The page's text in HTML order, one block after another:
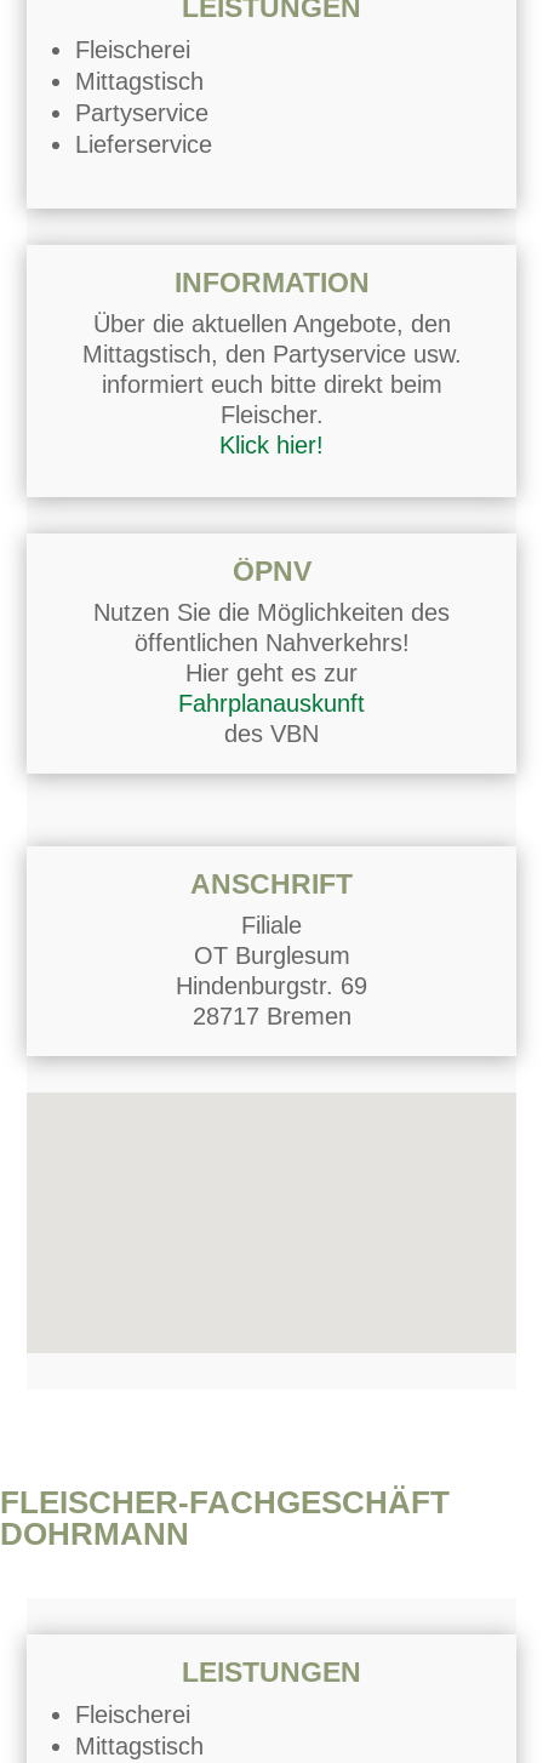
LEISTUNGEN
Fleischerei
Mittagstisch
Partyservice
Lieferservice
INFORMATION
Über die aktuellen Angebote, den
Mittagstisch, den Partyservice usw.
informiert euch bitte direkt beim
Fleischer.
Klick hier!
ÖPNV
Nutzen Sie die Möglichkeiten des
öffentlichen Nahverkehrs!
Hier geht es zur
Fahrplanauskunft
des VBN
ANSCHRIFT
Filiale
OT Burglesum
Hindenburgstr. 69
28717 Bremen
FLEISCHER-FACHGESCHÄFT
DOHRMANN
LEISTUNGEN
Fleischerei
Mittagstisch